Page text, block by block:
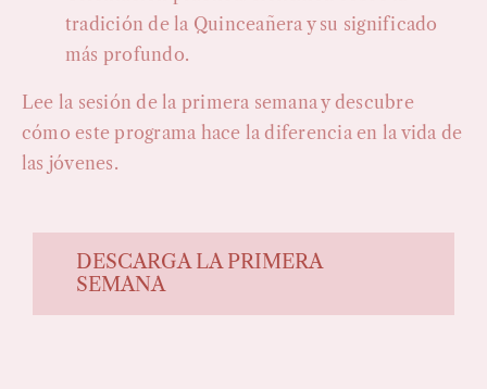
tradición de la Quinceañera y su significado
más profundo.
Lee la sesión de la primera semana y descubre
cómo este programa hace la diferencia en la vida de
las jóvenes.
DESCARGA LA PRIMERA
SEMANA